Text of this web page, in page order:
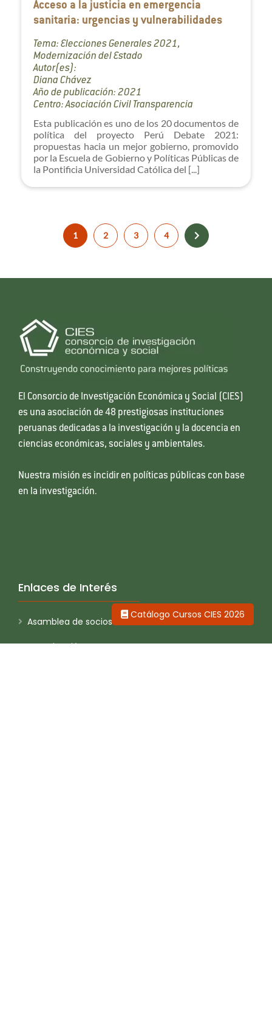
Acceso a la justicia en emergencia
sanitaria: urgencias y vulnerabilidades
Tema: Elecciones Generales 2021,
Modernización del Estado
Autor(es):
Diana Chávez
Año de publicación: 2021
Centro: Asociación Civil Transparencia
Esta publicación es uno de los 20 documentos de
política del proyecto Perú Debate 2021:
propuestas hacia un mejor gobierno, promovido
por la Escuela de Gobierno y Políticas Públicas de
la Pontificia Universidad Católica del [...]
1 2 3 4
El Consorcio de Investigación Económica y Social (CIES)
es una asociación de 48 prestigiosas instituciones
peruanas dedicadas a la investigación y la docencia en
ciencias económicas, sociales y ambientales.
Nuestra misión es incidir en políticas públicas con base
en la investigación.
Enlaces de Interés
Asamblea de socios
Investigación
Catálogo Cursos CIES 2026